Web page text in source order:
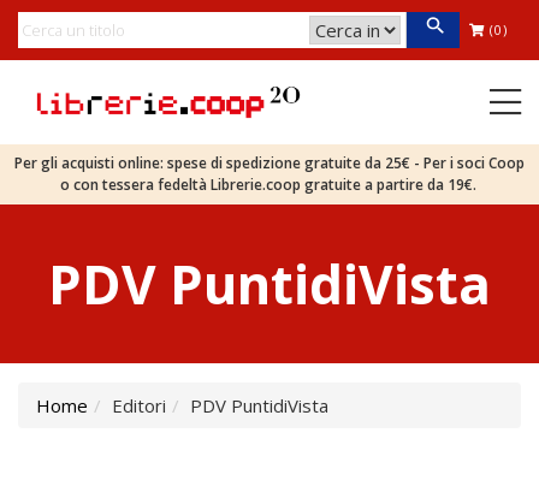
(0)
Per gli acquisti online: spese di spedizione gratuite da 25€ - Per i soci Coop
o con tessera fedeltà Librerie.coop gratuite a partire da 19€.
PDV PuntidiVista
Home Editori PDV PuntidiVista